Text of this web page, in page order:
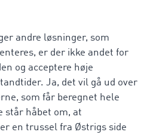
andre løsninger, som
er der ikke andet for
og acceptere høje
Ja, det vil gå ud over
som får beregnet hele
står håbet om, at
en trussel fra Østrigs side